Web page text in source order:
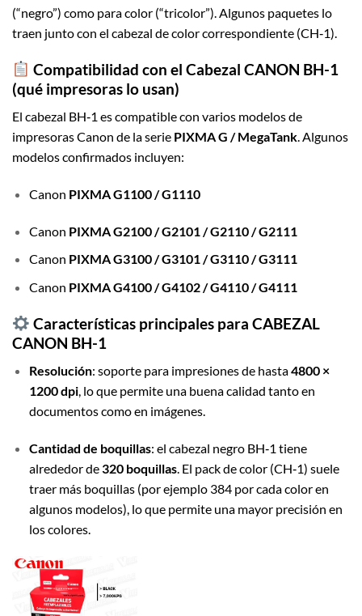
(“negro”) como para color (“tricolor”). Algunos paquetes lo
traen junto con el cabezal de color correspondiente (CH‑1).
Compatibilidad con el Cabezal CANON BH-1
(qué impresoras lo usan)
El cabezal BH‑1 es compatible con varios modelos de
impresoras Canon de la serie PIXMA G / MegaTank. Algunos
modelos confirmados incluyen:
Canon PIXMA G1100 / G1110
Canon PIXMA G2100 / G2101 / G2110 / G2111
Canon PIXMA G3100 / G3101 / G3110 / G3111
Canon PIXMA G4100 / G4102 / G4110 / G4111
Características principales para CABEZAL
CANON BH-1
Resolución: soporte para impresiones de hasta4800 ×
1200 dpi, lo que permite una buena calidad tanto en
documentos como en imágenes.
Cantidad de boquillas: el cabezal negro BH‑1 tiene
alrededor de320 boquillas. El pack de color (CH‑1) suele
traer más boquillas (por ejemplo 384 por cada color en
algunos modelos), lo que permite una mayor precisión en
los colores.